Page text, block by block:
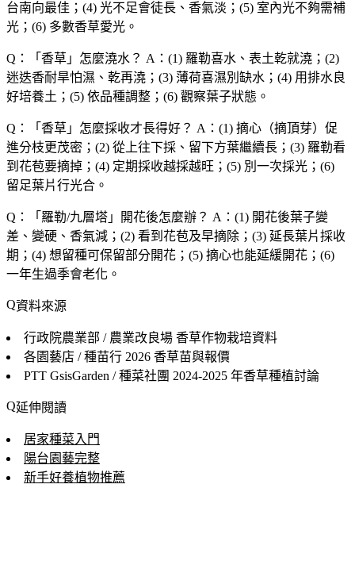
台南向最佳；(4) 光不足會徒長、香氣淡；(5) 室內光不夠需補
光；(6) 多數香草愛光。
Q：「 香草 」怎麼澆水？ A：(1) 羅勒喜水、表土乾就澆；(2)
迷迭香耐旱怕濕、乾再澆；(3) 薄荷喜濕別缺水；(4) 用排水良
好培養土；(5) 依品種調整；(6) 觀察葉子狀態。
Q：「 香草 」怎麼採收才長得好？ A：(1) 摘心（摘頂芽）促
進分枝更茂密；(2) 從上往下採、留下方葉繼續長；(3) 羅勒看
到花苞要摘掉；(4) 定期採收越採越旺；(5) 別一次採光；(6)
留足葉片行光合。
Q：「 羅勒/九層塔 」開花後怎麼辦？ A：(1) 開花後葉子變
差、變硬、香氣減；(2) 看到花苞及早摘除；(3) 延長葉片採收
期；(4) 想留種可保留部分開花；(5) 摘心也能延緩開花；(6)
一年生過季會老化。
資料來源
行政院農業部 / 農業改良場 香草作物栽培資料
各園藝店 / 種苗行 2026 香草苗與報價
PTT GsisGarden / 種菜社團 2024-2025 年香草種植討論
延伸閱讀
居家種菜入門
陽台園藝完整
新手好養植物推薦